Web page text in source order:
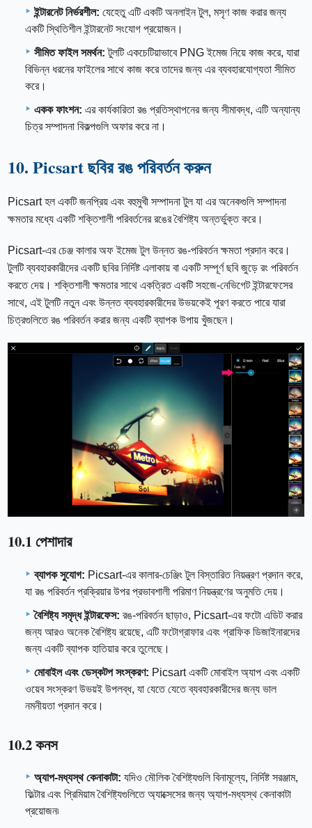
ইন্টারনেট নির্ভরশীল: যেহেতু এটি একটি অনলাইন টুল, মসৃণ কাজ করার জন্য
একটি স্থিতিশীল ইন্টারনেট সংযোগ প্রয়োজন।
সীমিত ফাইল সমর্থন: টুলটি একচেটিয়াভাবে PNG ইমেজ নিয়ে কাজ করে, যারা
বিভিন্ন ধরনের ফাইলের সাথে কাজ করে তাদের জন্য এর ব্যবহারযোগ্যতা সীমিত
করে।
একক ফাংশন: এর কার্যকারিতা রঙ প্রতিস্থাপনের জন্য সীমাবদ্ধ, এটি অন্যান্য
চিত্র সম্পাদনা বিকল্পগুলি অফার করে না।
10. Picsart ছবির রঙ পরিবর্তন করুন
Picsart হল একটি জনপ্রিয় এবং বহুমুখী সম্পাদনা টুল যা এর অনেকগুলি সম্পাদনা
ক্ষমতার মধ্যে একটি শক্তিশালী পরিবর্তনের রঙের বৈশিষ্ট্য অন্তর্ভুক্ত করে।
Picsart-এর চেঞ্জ কালার অফ ইমেজ টুল উন্নত রঙ-পরিবর্তন ক্ষমতা প্রদান করে।
টুলটি ব্যবহারকারীদের একটি ছবির নির্দিষ্ট এলাকায় বা একটি সম্পূর্ণ ছবি জুড়ে রং পরিবর্তন
করতে দেয়। শক্তিশালী ক্ষমতার সাথে একত্রিত একটি সহজে-নেভিগেট ইন্টারফেসের
সাথে, এই টুলটি নতুন এবং উন্নত ব্যবহারকারীদের উভয়কেই পূরণ করতে পারে যারা
চিত্রগুলিতে রঙ পরিবর্তন করার জন্য একটি ব্যাপক উপায় খুঁজছেন।
10.1 পেশাদার
ব্যাপক সুযোগ: Picsart-এর কালার-চেঞ্জিং টুল বিস্তারিত নিয়ন্ত্রণ প্রদান করে,
যা রঙ পরিবর্তন প্রক্রিয়ার উপর প্রভাবশালী পরিমাণ নিয়ন্ত্রণের অনুমতি দেয়।
বৈশিষ্ট্য সমৃদ্ধ ইন্টারফেস: রঙ-পরিবর্তন ছাড়াও, Picsart-এর ফটো এডিট করার
জন্য আরও অনেক বৈশিষ্ট্য রয়েছে, এটি ফটোগ্রাফার এবং গ্রাফিক ডিজাইনারদের
জন্য একটি ব্যাপক হাতিয়ার করে তুলেছে।
মোবাইল এবং ডেস্কটপ সংস্করণ: Picsart একটি মোবাইল অ্যাপ এবং একটি
ওয়েব সংস্করণ উভয়ই উপলব্ধ, যা যেতে যেতে ব্যবহারকারীদের জন্য ভাল
নমনীয়তা প্রদান করে।
10.2 কনস
অ্যাপ-মধ্যস্থ কেনাকাটা: যদিও মৌলিক বৈশিষ্ট্যগুলি বিনামূল্যে, নির্দিষ্ট সরঞ্জাম,
ফিল্টার এবং প্রিমিয়াম বৈশিষ্ট্যগুলিতে অ্যাক্সেসের জন্য অ্যাপ-মধ্যস্থ কেনাকাটা
প্রয়োজন৷